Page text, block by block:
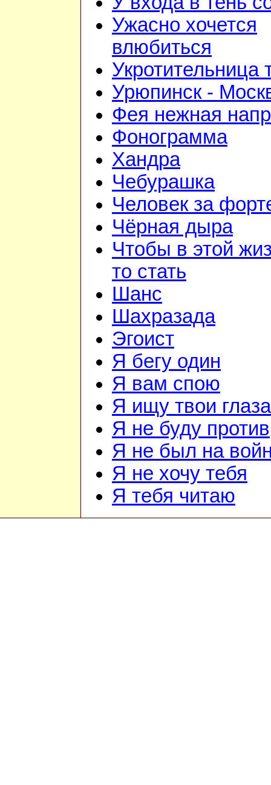
Ужасно хочется
влюбиться
Укротительница
Урюпинск -
Фея нежная
Фонограмма
Хандра
Чебурашка
Человек за
Чёрная дыра
Чтобы в этой
то стать
Шанс
Шахразада
Эгоист
Я бегу один
Я вам спою
Я ищу твои глаза
Я не буду против
Я не был на
Я не хочу тебя
Я тебя читаю